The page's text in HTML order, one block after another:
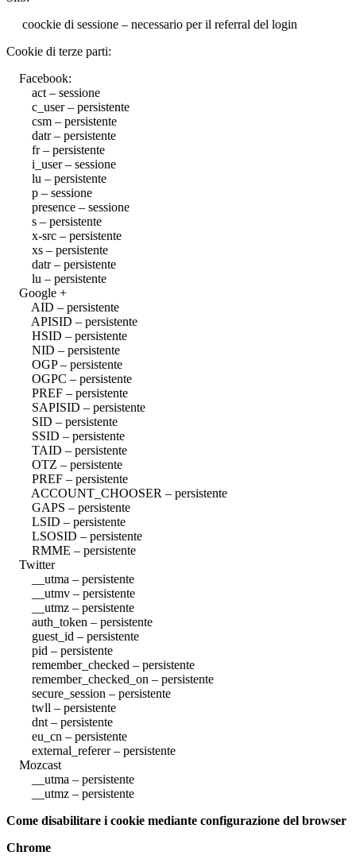
coockie di sessione – necessario per il referral del login
Cookie di terze parti:
Facebook:
act – sessione
c_user – persistente
csm – persistente
datr – persistente
fr – persistente
i_user – sessione
lu – persistente
p – sessione
presence – sessione
s – persistente
x-src – persistente
xs – persistente
datr – persistente
lu – persistente
Google +
AID – persistente
APISID – persistente
HSID – persistente
NID – persistente
OGP – persistente
OGPC – persistente
PREF – persistente
SAPISID – persistente
SID – persistente
SSID – persistente
TAID – persistente
OTZ – persistente
PREF – persistente
ACCOUNT_CHOOSER – persistente
GAPS – persistente
LSID – persistente
LSOSID – persistente
RMME – persistente
Twitter
__utma – persistente
__utmv – persistente
__utmz – persistente
auth_token – persistente
guest_id – persistente
pid – persistente
remember_checked – persistente
remember_checked_on – persistente
secure_session – persistente
twll – persistente
dnt – persistente
eu_cn – persistente
external_referer – persistente
Mozcast
__utma – persistente
__utmz – persistente
Come disabilitare i cookie mediante configurazione del browser
Chrome